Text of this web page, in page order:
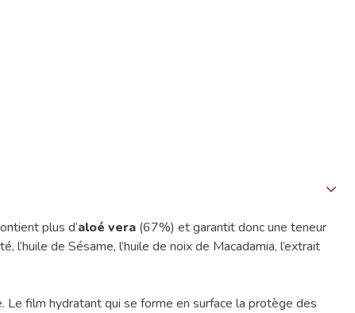
plus d’aloé vera (67%) et garantit donc une teneur
de Sésame, l’huile de noix de Macadamia, l’extrait
film hydratant qui se forme en surface la protège des